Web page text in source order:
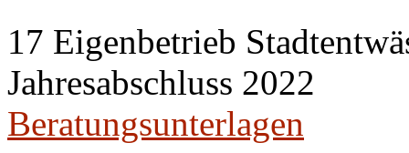
17 Eigenbetrieb
Jahresabschluss 2022
Beratungsunterlagen